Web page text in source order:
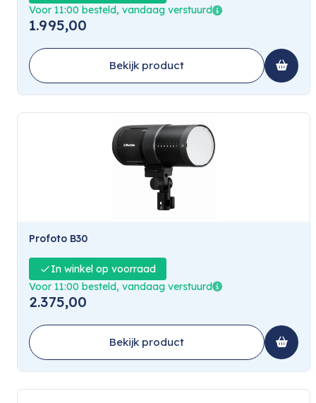
Voor 11:00 besteld, vandaag verstuurd
1.995,00
Bekijk product
Profoto B30
In winkel op voorraad
Voor 11:00 besteld, vandaag verstuurd
2.375,00
Bekijk product